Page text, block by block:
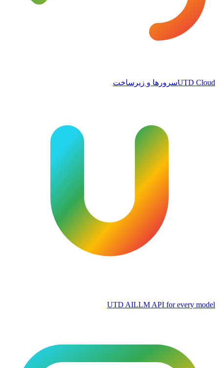
UTD Cloudسرورها و زیرساخت
UTD AILLM API for every model